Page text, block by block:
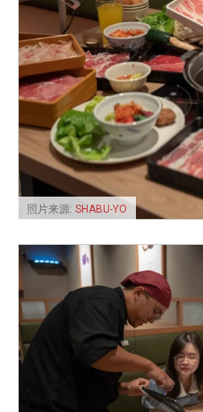
照片来源: SHABU-YO